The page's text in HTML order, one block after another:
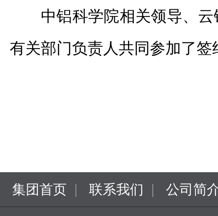
中铝科学院相关领导、
有关部门负责人共同参加了签
集团首页 | 联系我们 | 公司简